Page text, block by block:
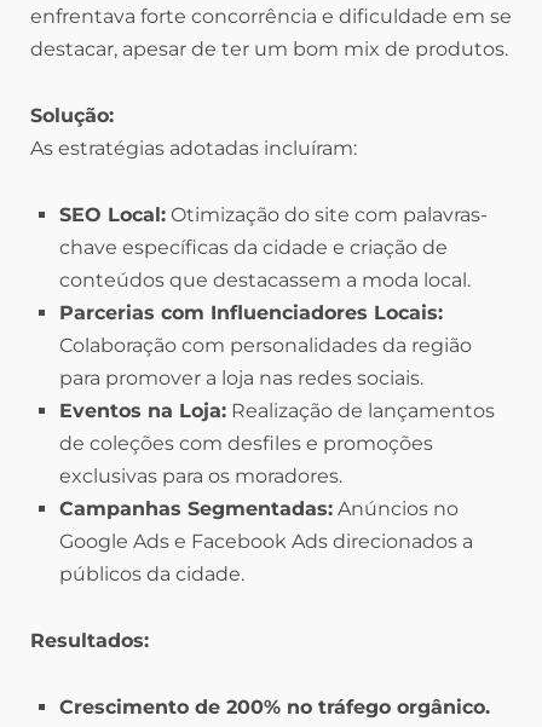
enfrentava forte concorrência e dificuldade em se
destacar, apesar de ter um bom mix de produtos.
Solução:
As estratégias adotadas incluíram:
SEO Local: Otimização do site com palavras-
chave específicas da cidade e criação de
conteúdos que destacassem a moda local.
Parcerias com Influenciadores Locais:
Colaboração com personalidades da região
para promover a loja nas redes sociais.
Eventos na Loja: Realização de lançamentos
de coleções com desfiles e promoções
exclusivas para os moradores.
Campanhas Segmentadas: Anúncios no
Google Ads e Facebook Ads direcionados a
públicos da cidade.
Resultados:
Crescimento de 200% no tráfego orgânico.